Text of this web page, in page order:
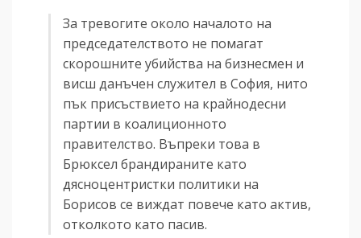
За тревогите около началото на
председателството не помагат
скорошните убийства на бизнесмен и
висш данъчен служител в София, нито
пък присъствието на крайнодесни
партии в коалиционното
правителство. Въпреки това в
Брюксел брандираните като
дясноцентристки политики на
Борисов се виждат повече като актив,
отколкото като пасив.